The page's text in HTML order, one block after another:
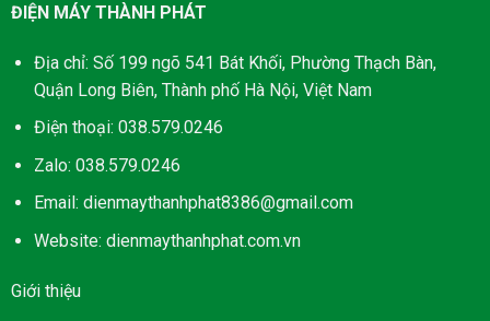
ĐIỆN MÁY THÀNH PHÁT
Địa chỉ: Số 199 ngõ 541 Bát Khối, Phường Thạch Bàn,
Quận Long Biên, Thành phố Hà Nội, Việt Nam
Điện thoại: 038.579.0246
Zalo: 038.579.0246
Email: dienmaythanhphat8386@gmail.com
Website: dienmaythanhphat.com.vn
Giới thiệu